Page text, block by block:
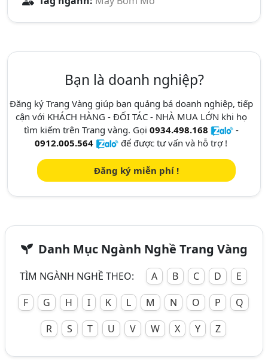
Bạn là doanh nghiệp?
Đăng ký Trang Vàng giúp bạn quảng bá doanh nghiêp, tiếp
cận với KHÁCH HÀNG - ĐỐI TÁC - NHÀ MUA LỚN khi họ
tìm kiếm trên Trang vàng. Gọi 0934.498.168
-
0912.005.564
để được tư vấn và hỗ trợ !
Đăng ký miễn phí !
Danh Mục Ngành Nghề Trang Vàng
TÌM NGÀNH NGHỀ THEO: A B C D
E
F
G H I K L M N O P
Q
R
S T U V W X Y Z